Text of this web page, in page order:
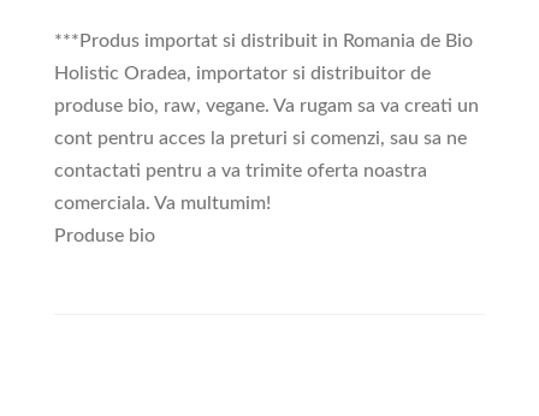
***Produs importat si distribuit in Romania de Bio
Holistic Oradea, importator si distribuitor de
produse bio, raw, vegane. Va rugam sa va creati un
cont pentru acces la preturi si comenzi, sau sa ne
contactati pentru a va trimite oferta noastra
comerciala. Va multumim!
Produse bio